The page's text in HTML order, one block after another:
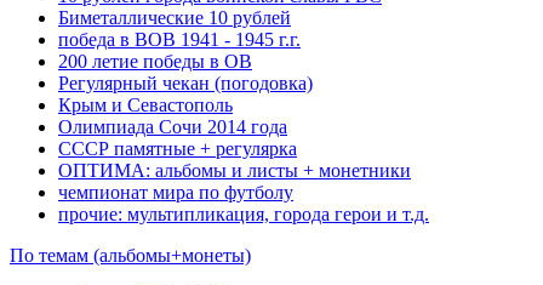
Биметаллические 10 рублей
победа в ВОВ 1941 - 1945 г.г.
200 летие победы в ОВ
Регулярный чекан (погодовка)
Крым и Севастополь
Олимпиада Сочи 2014 года
СССР памятные + регулярка
ОПТИМА: альбомы и листы + монетники
чемпионат мира по футболу
прочие: мультипликация, города герои и т.д.
По темам (альбомы+монеты)